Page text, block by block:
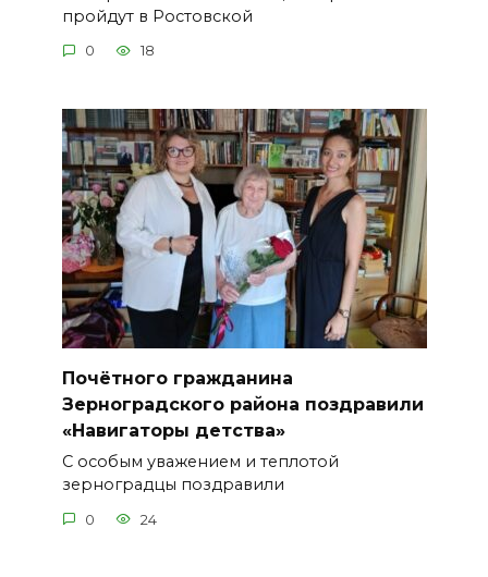
пройдут в Ростовской
0 18
Почётного гражданина
Зерноградского района поздравили
«Навигаторы детства»
С особым уважением и теплотой
зерноградцы поздравили
0 24